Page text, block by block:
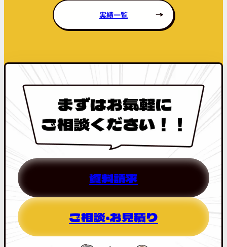
実績一覧
資料請求
ご相談・お見積り